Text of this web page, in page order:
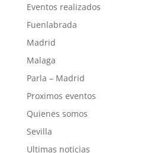
Eventos realizados
Fuenlabrada
Madrid
Malaga
Parla – Madrid
Proximos eventos
Quienes somos
Sevilla
Ultimas noticias